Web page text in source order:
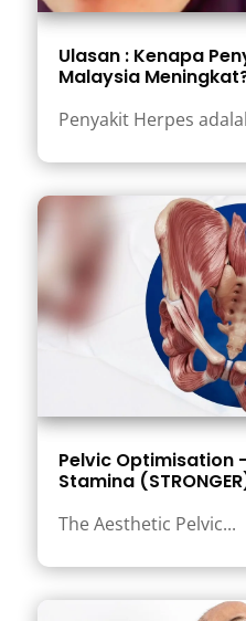
Ulasan : Kenapa
Malaysia
Penyakit Herpes
Pelvic Optimisation
Stamina
The Aesthetic Pelvic...